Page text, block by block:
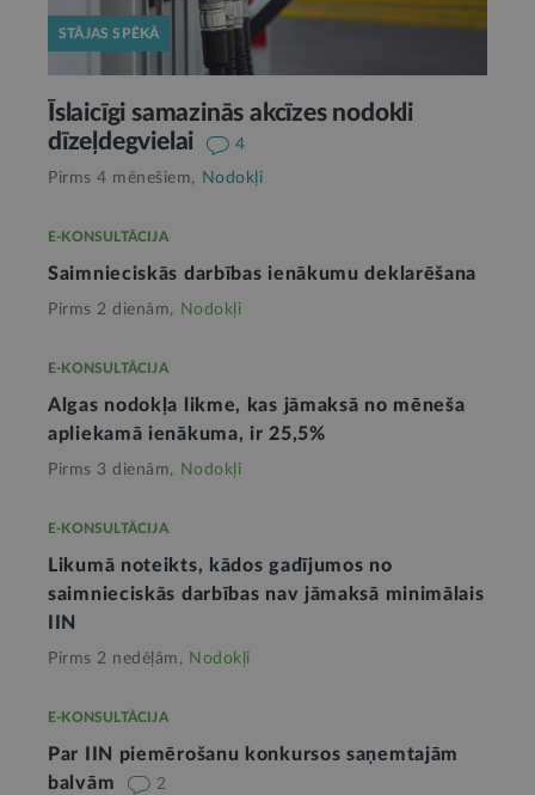
STĀJAS SPĒKĀ
Īslaicīgi samazinās akcīzes nodokli
dīzeļdegvielai
4
Pirms 4 mēnešiem, Nodokļi
E-KONSULTĀCIJA
Saimnieciskās darbības ienākumu deklarēšana
Pirms 2 dienām, Nodokļi
E-KONSULTĀCIJA
Algas nodokļa likme, kas jāmaksā no mēneša
apliekamā ienākuma, ir 25,5%
Pirms 3 dienām, Nodokļi
E-KONSULTĀCIJA
Likumā noteikts, kādos gadījumos no
saimnieciskās darbības nav jāmaksā minimālais
IIN
Pirms 2 nedēļām, Nodokļi
E-KONSULTĀCIJA
Par IIN piemērošanu konkursos saņemtajām
balvām
2